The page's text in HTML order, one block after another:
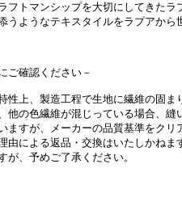
フトマンシップを大切にしてきたラ
うようなテキスタイルをラプアから
ご確認ください－
性上、製造工程で生地に繊維の固ま
他の色繊維が混じっている場合、縫
ますが、メーカーの品質基準をクリ
由による返品・交換はいたしかねま
が、予めご了承ください。